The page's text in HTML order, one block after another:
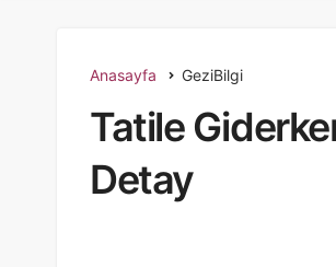
Anasayfa GeziBilgi
Tatile
Detay